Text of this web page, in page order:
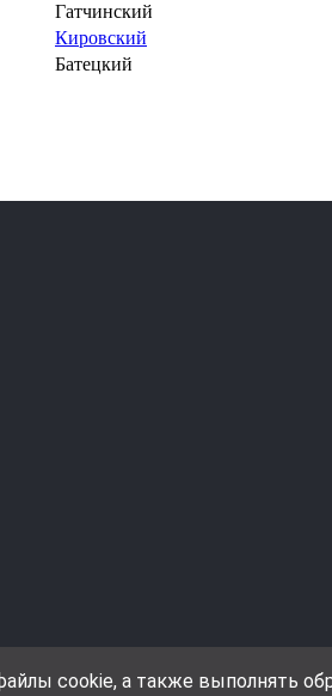
Гатчинский
Кировский
Батецкий
cookie, а также выполнять